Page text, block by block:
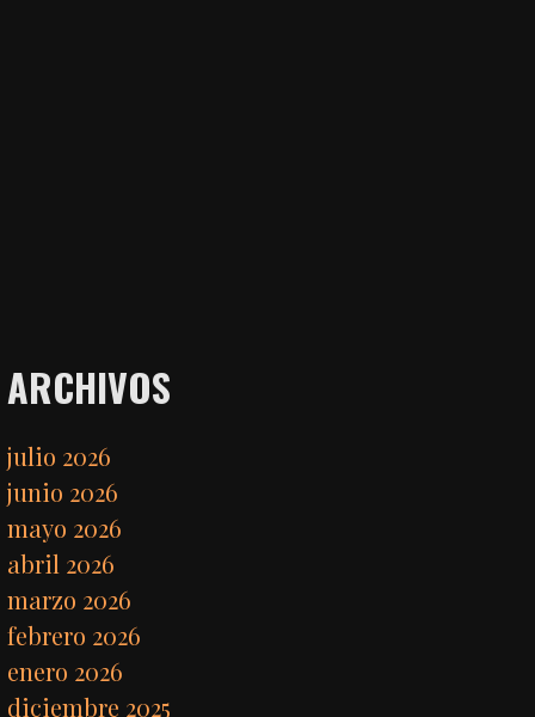
ARCHIVOS
julio 2026
junio 2026
mayo 2026
abril 2026
marzo 2026
febrero 2026
enero 2026
diciembre 2025